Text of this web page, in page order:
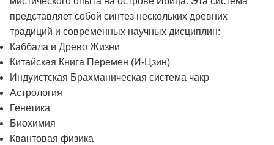
представляет собой синтез нескольких древних
традиций и современных научных дисциплин:
Каббала и Древо Жизни
Китайская Книга Перемен (И-Цзин)
Индуистская Брахманическая система чакр
Астрология
Генетика
Биохимия
Квантовая физика